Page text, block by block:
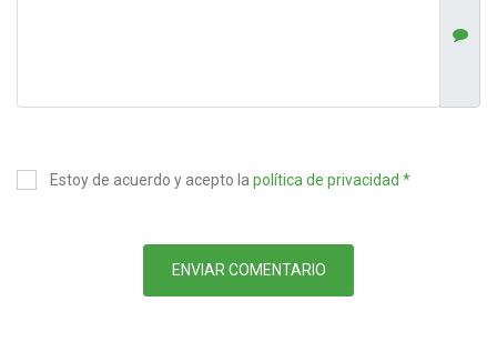
Estoy de acuerdo y acepto la política de privacidad *
ENVIAR COMENTARIO